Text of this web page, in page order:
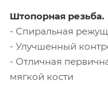
Штопорная резьба.
- Спиральная
- Улучшенный
- Отличная
мягкой кости